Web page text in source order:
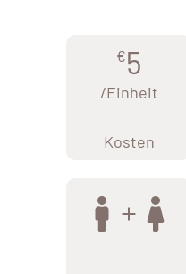
€5
/Einheit
Kosten